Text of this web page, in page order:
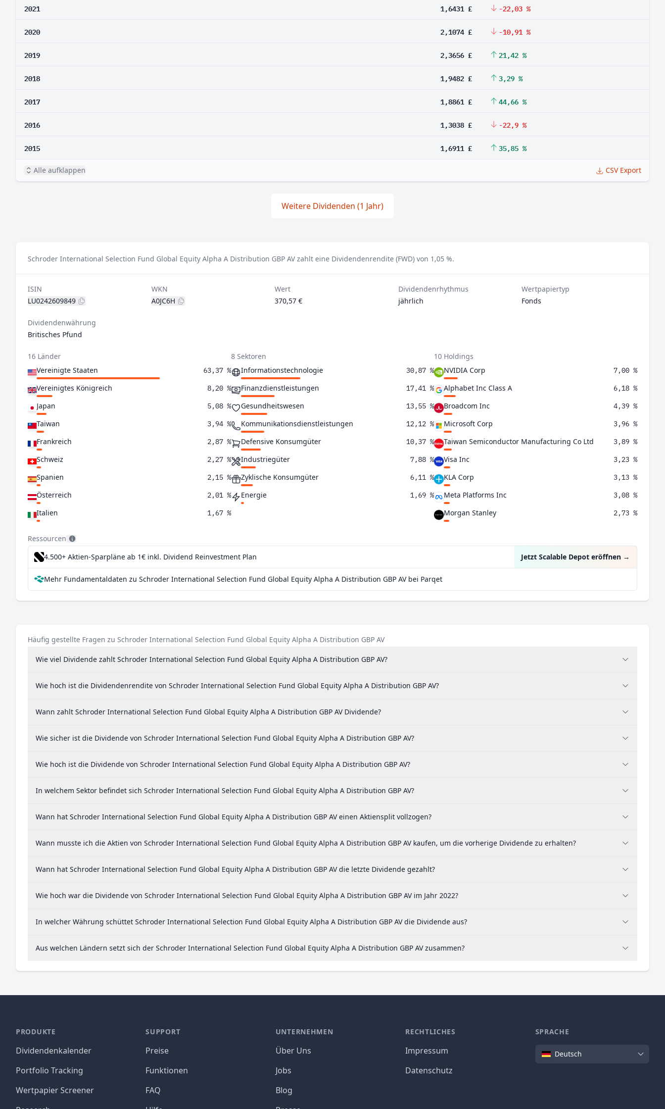
2021 1,6431 £ -22,03 %
2020 2,1074 £ -10,91 %
2019 2,3656 £ 21,42 %
2018 1,9482 £ 3,29 %
2017 1,8861 £ 44,66 %
2016 1,3038 £ -22,9 %
2015 1,6911 £ 35,85 %
Alle aufklappen CSV Export
Weitere Dividenden (1 Jahr)
Schroder International Selection Fund Global Equity Alpha A Distribution GBP AV zahlt eine Dividendenrendite (FWD) von 1,05 %.
ISIN
LU0242609849
WKN
A0JC6H
Wert
370,57 €
Dividendenrhythmus
jährlich
Wertpapiertyp
Fonds
Dividendenwährung
Britisches Pfund
16 Länder
Vereinigte Staaten
63,37 %
Vereinigtes Königreich 8,20 %
Japan 5,08 %
Taiwan 3,94 %
Frankreich 2,87 %
Schweiz 2,27 %
Spanien 2,15 %
Österreich 2,01 %
Italien 1,67 %
Südkorea 1,29 %
China 1,24 %
Niederlande 1,13 %
Portugal 1,10 %
Singapur 0,96 %
8 Sektoren
Informationstechnologie
30,87 %
Finanzdienstleistungen 17,41 %
Gesundheitswesen 13,55 %
Kommunikationsdienstleistungen 12,12 %
Defensive Konsumgüter 10,37 %
Industriegüter 7,88 %
Zyklische Konsumgüter 6,11 %
Energie 1,69 %
10 Holdings
NVIDIA Corp
7,00 %
Alphabet Inc Class A 6,18 %
Broadcom Inc 4,39 %
Microsoft Corp 3,96 %
Taiwan Semiconductor Manufacturing Co Ltd 3,89 %
Visa Inc 3,23 %
KLA Corp 3,13 %
Meta Platforms Inc 3,08 %
Morgan Stanley 2,73 %
Ressourcen
4.500+ Aktien-Sparpläne ab 1€ inkl. Dividend Reinvestment Plan Jetzt Scalable Depot eröffnen →
Mehr Fundamentaldaten zu Schroder International Selection Fund Global Equity Alpha A Distribution GBP AV bei Parqet
Häufig gestellte Fragen zu Schroder International Selection Fund Global Equity Alpha A Distribution GBP AV
Wie viel Dividende zahlt Schroder International Selection Fund Global Equity Alpha A Distribution GBP AV?
Wie hoch ist die Dividendenrendite von Schroder International Selection Fund Global Equity Alpha A Distribution GBP AV?
Wann zahlt Schroder International Selection Fund Global Equity Alpha A Distribution GBP AV Dividende?
Wie sicher ist die Dividende von Schroder International Selection Fund Global Equity Alpha A Distribution GBP AV?
Wie hoch ist die Dividende von Schroder International Selection Fund Global Equity Alpha A Distribution GBP AV?
In welchem Sektor befindet sich Schroder International Selection Fund Global Equity Alpha A Distribution GBP AV?
Wann hat Schroder International Selection Fund Global Equity Alpha A Distribution GBP AV einen Aktiensplit vollzogen?
Wann musste ich die Aktien von Schroder International Selection Fund Global Equity Alpha A Distribution GBP AV kaufen, um die vorherige Dividende zu erhalten?
Wann hat Schroder International Selection Fund Global Equity Alpha A Distribution GBP AV die letzte Dividende gezahlt?
Wie hoch war die Dividende von Schroder International Selection Fund Global Equity Alpha A Distribution GBP AV im Jahr 2022?
In welcher Währung schüttet Schroder International Selection Fund Global Equity Alpha A Distribution GBP AV die Dividende aus?
Aus welchen Ländern setzt sich der Schroder International Selection Fund Global Equity Alpha A Distribution GBP AV zusammen?
PRODUKTE
Dividendenkalender
Portfolio Tracking
Wertpapier Screener
SUPPORT
Preise
Funktionen
FAQ
UNTERNEHMEN
Über Uns
Jobs
Blog
RECHTLICHES
Impressum
Datenschutz
SPRACHE
SpracheDeutsch